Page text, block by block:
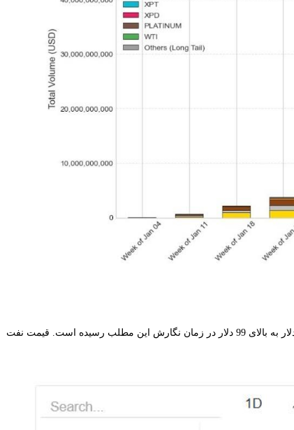
طبق داده‌های Trading Economics، قیمت نفت خام برنت از زمان اولین حملات آمریکا/اسرائیل به ایران در 28 فوریه، حدود 44 درصد افزایش یافته و از حدود 69 دلار به بالای 99 دلار در زمان نگارش این مطلب رسیده است. قیمت نفت